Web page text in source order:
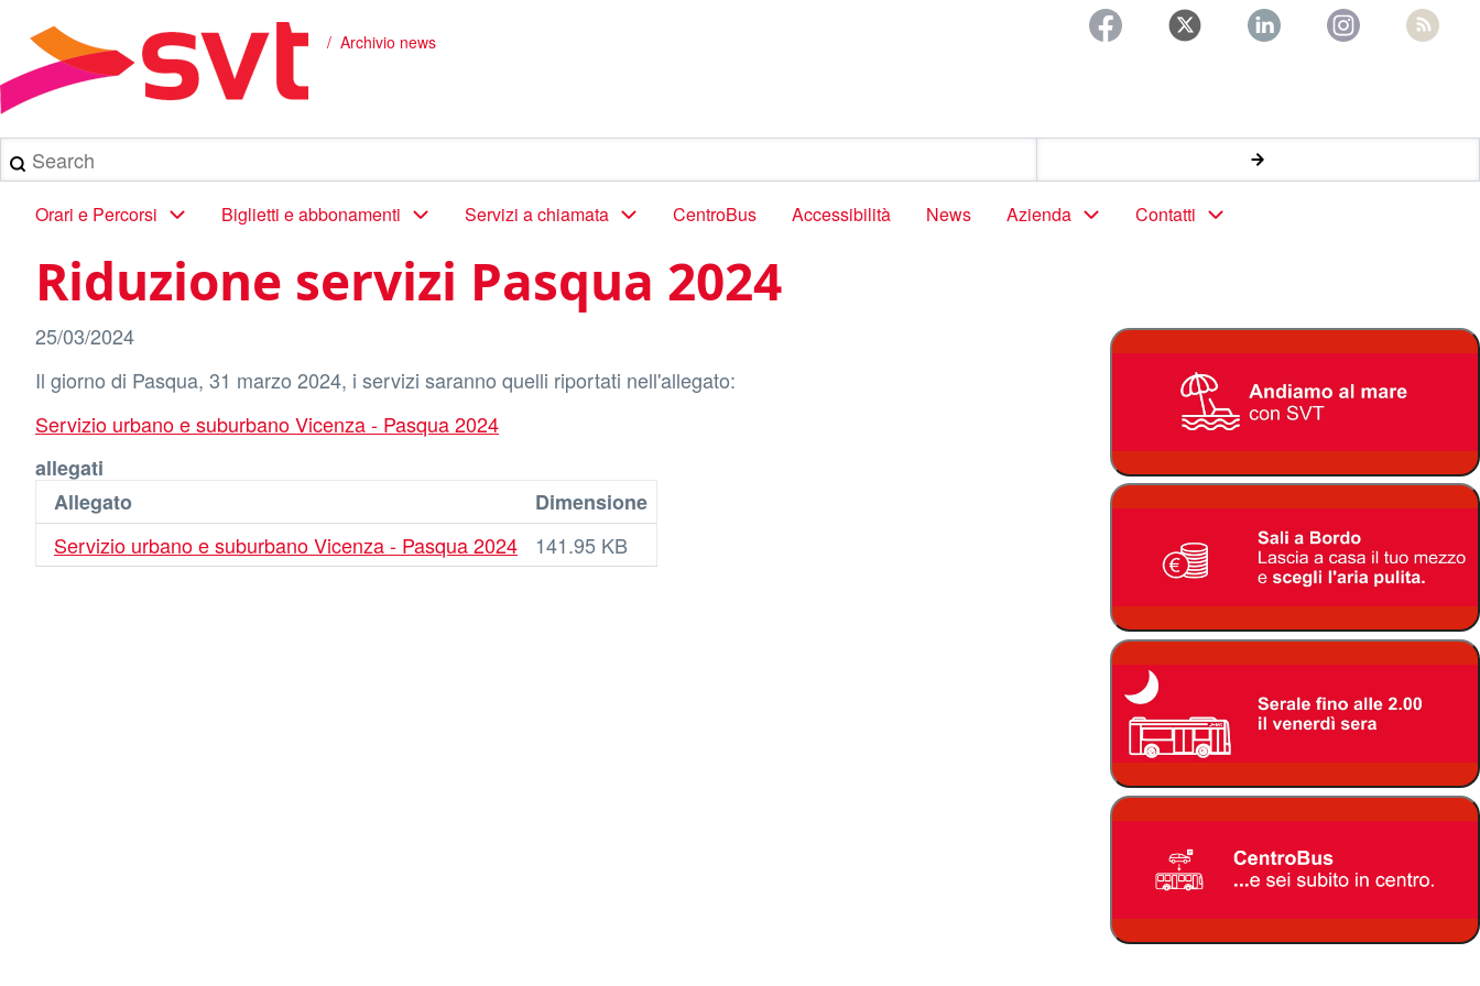
contenuto
principale
Briciole
di
pane
Archivio news
Search
Main
navigation
Orari e Percorsi Biglietti e abbonamenti Servizi a chiamata CentroBus Accessibilità News Azienda Contatti
Riduzione servizi Pasqua 2024
25/03/2024
Il giorno di Pasqua, 31 marzo 2024, i servizi saranno quelli riportati nell'allegato:
Servizio urbano e suburbano Vicenza - Pasqua 2024
allegati
Allegato
Dimensione
Servizio urbano e suburbano Vicenza - Pasqua 2024
141.95 KB